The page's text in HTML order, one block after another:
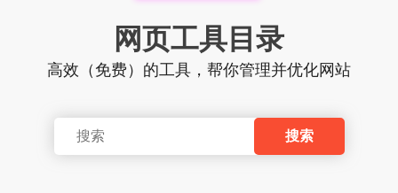
网页工具目录
高效（免费）的工具，帮你管理并优化网站